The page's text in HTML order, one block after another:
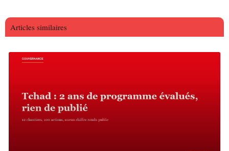
Articles similaires